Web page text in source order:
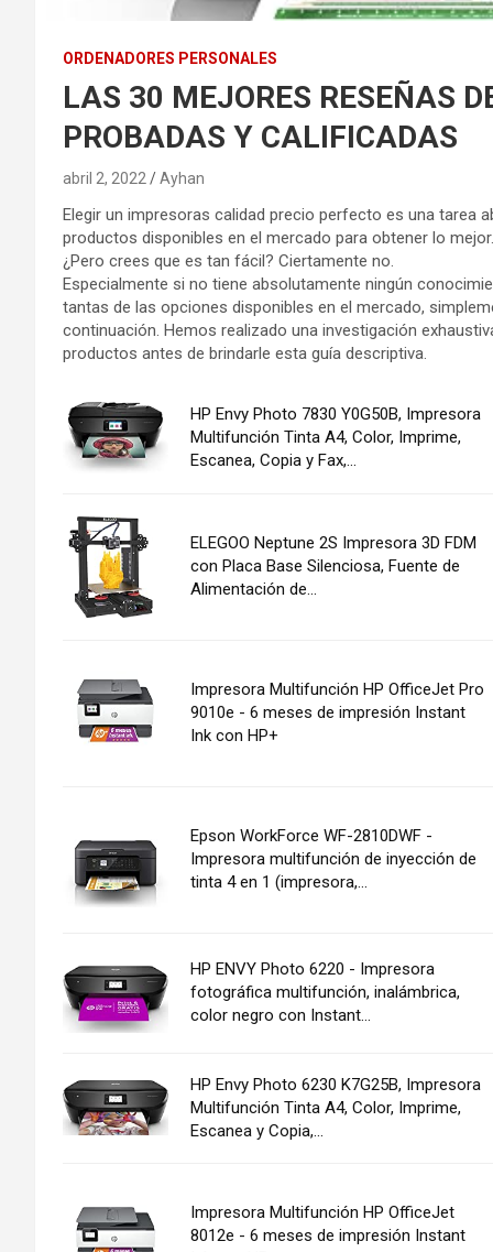
ORDENADORES PERSONALES
LAS 30 MEJORES RESEÑAS
PROBADAS Y CALIFICADAS
abril 2, 2022 Ayhan
Elegir un impresoras calidad precio perfecto es una tarea
productos disponibles en el mercado para obtener lo mejor.
¿Pero crees que es tan fácil? Ciertamente no.
Especialmente si no tiene absolutamente ningún
tantas de las opciones disponibles en el mercado,
continuación. Hemos realizado una investigación
productos antes de brindarle esta guía descriptiva.
HP Envy Photo 7830 Y0G50B, Impresora
Multifunción Tinta A4, Color, Imprime,
Escanea, Copia y Fax,...
ELEGOO Neptune 2S Impresora 3D FDM
con Placa Base Silenciosa, Fuente de
Alimentación de...
Impresora Multifunción HP OfficeJet Pro
9010e - 6 meses de impresión Instant
Ink con HP+
Epson WorkForce WF-2810DWF -
Impresora multifunción de inyección de
tinta 4 en 1 (impresora,...
HP ENVY Photo 6220 - Impresora
fotográfica multifunción, inalámbrica,
color negro con Instant...
HP Envy Photo 6230 K7G25B, Impresora
Multifunción Tinta A4, Color, Imprime,
Escanea y Copia,...
Impresora Multifunción HP OfficeJet
8012e - 6 meses de impresión Instant